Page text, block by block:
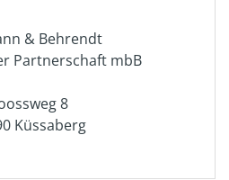
& Behrendt
Partnerschaft mbB
8
Küssaberg